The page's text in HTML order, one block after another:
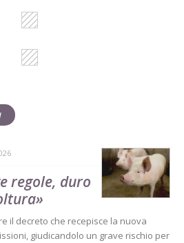
regole, duro
il decreto che recepisce la nuova
giudicandolo un grave rischio per